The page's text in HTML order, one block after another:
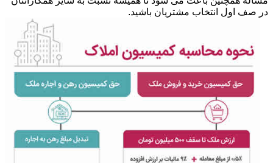
در صف اول انتخاب مشتریان باشید.